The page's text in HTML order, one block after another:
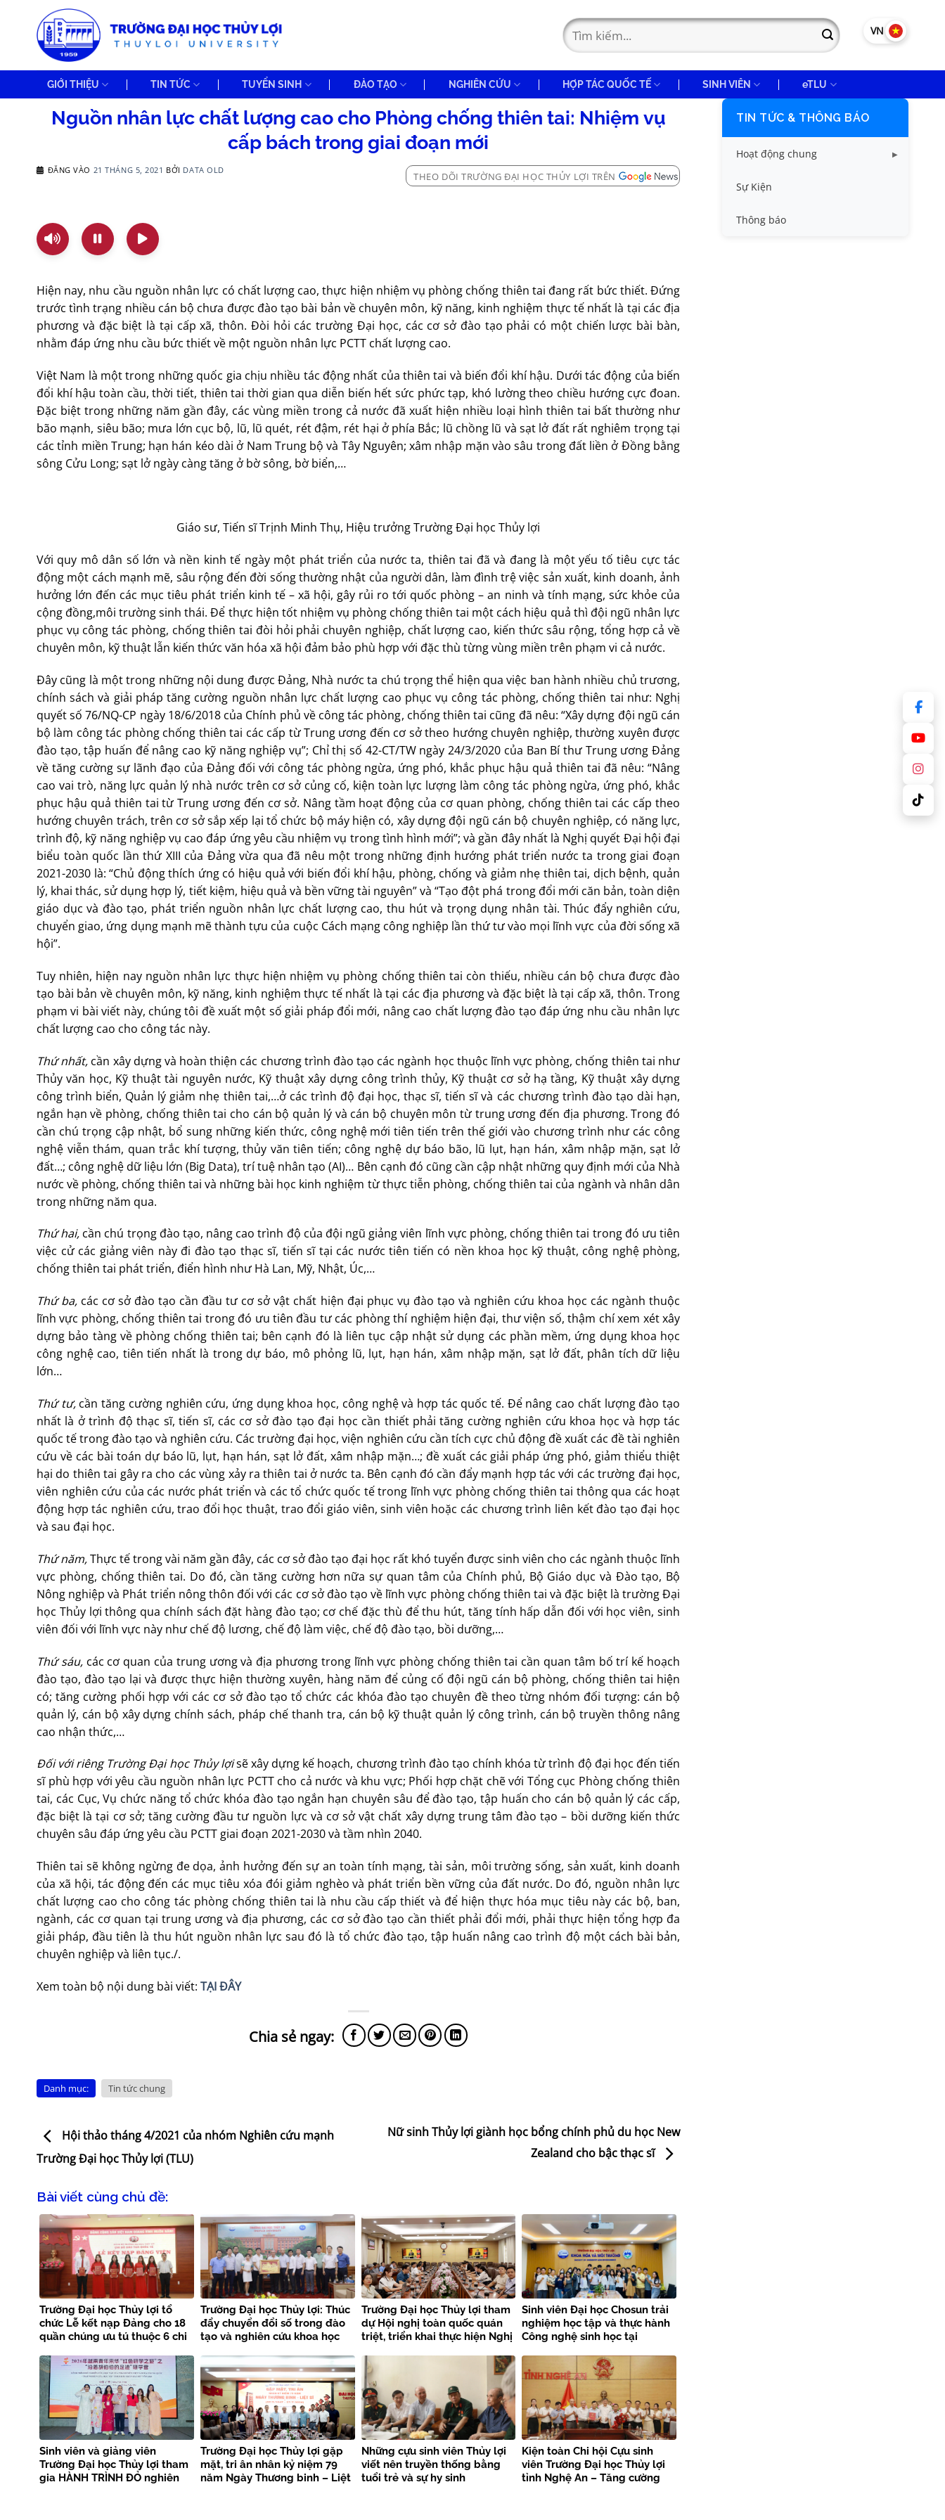
VN EN
GIỚI THIỆU TIN TỨC TUYỂN SINH ĐÀO TẠO NGHIÊN CỨU HỢP TÁC QUỐC TẾ SINH VIÊN eTLU
Nguồn nhân lực chất lượng cao cho Phòng chống thiên tai: Nhiệm vụ
cấp bách trong giai đoạn mới
ĐĂNG VÀO 21 THÁNG 5, 2021 BỞI DATA OLD
THEO DÕI TRƯỜNG ĐẠI HỌC THỦY LỢI TRÊN
Hiện nay, nhu cầu nguồn nhân lực có chất lượng cao, thực hiện nhiệm vụ phòng chống thiên tai đang rất bức thiết. Đứng
trước tình trạng nhiều cán bộ chưa được đào tạo bài bản về chuyên môn, kỹ năng, kinh nghiệm thực tế nhất là tại các địa
phương và đặc biệt là tại cấp xã, thôn. Đòi hỏi các trường Đại học, các cơ sở đào tạo phải có một chiến lược bài bàn,
nhằm đáp ứng nhu cầu bức thiết về một nguồn nhân lực PCTT chất lượng cao.
Việt Nam là một trong những quốc gia chịu nhiều tác động nhất của thiên tai và biến đổi khí hậu. Dưới tác động của biến
đổi khí hậu toàn cầu, thời tiết, thiên tai thời gian qua diễn biến hết sức phức tạp, khó lường theo chiều hướng cực đoan.
Đặc biệt trong những năm gần đây, các vùng miền trong cả nước đã xuất hiện nhiều loại hình thiên tai bất thường như
bão mạnh, siêu bão; mưa lớn cục bộ, lũ, lũ quét, rét đậm, rét hại ở phía Bắc; lũ chồng lũ và sạt lở đất rất nghiêm trọng tại
các tỉnh miền Trung; hạn hán kéo dài ở Nam Trung bộ và Tây Nguyên; xâm nhập mặn vào sâu trong đất liền ở Đồng bằng
sông Cửu Long; sạt lở ngày càng tăng ở bờ sông, bờ biển,…
Giáo sư, Tiến sĩ Trịnh Minh Thụ, Hiệu trưởng Trường Đại học Thủy lợi
Với quy mô dân số lớn và nền kinh tế ngày một phát triển của nước ta, thiên tai đã và đang là một yếu tố tiêu cực tác
động một cách mạnh mẽ, sâu rộng đến đời sống thường nhật của người dân, làm đình trệ việc sản xuất, kinh doanh, ảnh
hưởng lớn đến các mục tiêu phát triển kinh tế – xã hội, gây rủi ro tới quốc phòng – an ninh và tính mạng, sức khỏe của
cộng đồng,môi trường sinh thái. Để thực hiện tốt nhiệm vụ phòng chống thiên tai một cách hiệu quả thì đội ngũ nhân lực
phục vụ công tác phòng, chống thiên tai đòi hỏi phải chuyên nghiệp, chất lượng cao, kiến thức sâu rộng, tổng hợp cả về
chuyên môn, kỹ thuật lẫn kiến thức văn hóa xã hội đảm bảo phù hợp với đặc thù từng vùng miền trên phạm vi cả nước.
Đây cũng là một trong những nội dung được Đảng, Nhà nước ta chú trọng thể hiện qua việc ban hành nhiều chủ trương,
chính sách và giải pháp tăng cường nguồn nhân lực chất lượng cao phục vụ công tác phòng, chống thiên tai như: Nghị
quyết số 76/NQ-CP ngày 18/6/2018 của Chính phủ về công tác phòng, chống thiên tai cũng đã nêu: “Xây dựng đội ngũ cán
bộ làm công tác phòng chống thiên tai các cấp từ Trung ương đến cơ sở theo hướng chuyên nghiệp, thường xuyên được
đào tạo, tập huấn để nâng cao kỹ năng nghiệp vụ”; Chỉ thị số 42-CT/TW ngày 24/3/2020 của Ban Bí thư Trung ương Đảng
về tăng cường sự lãnh đạo của Đảng đối với công tác phòng ngừa, ứng phó, khắc phục hậu quả thiên tai đã nêu: “Nâng
cao vai trò, năng lực quản lý nhà nước trên cơ sở củng cố, kiện toàn lực lượng làm công tác phòng ngừa, ứng phó, khắc
phục hậu quả thiên tai từ Trung ương đến cơ sở. Nâng tầm hoạt động của cơ quan phòng, chống thiên tai các cấp theo
hướng chuyên trách, trên cơ sở sắp xếp lại tổ chức bộ máy hiện có, xây dựng đội ngũ cán bộ chuyên nghiệp, có năng lực,
trình độ, kỹ năng nghiệp vụ cao đáp ứng yêu cầu nhiệm vụ trong tình hình mới”; và gần đây nhất là Nghị quyết Đại hội đại
biểu toàn quốc lần thứ XIII của Đảng vừa qua đã nêu một trong những định hướng phát triển nước ta trong giai đoạn
2021-2030 là: “Chủ động thích ứng có hiệu quả với biến đổi khí hậu, phòng, chống và giảm nhẹ thiên tai, dịch bệnh, quản
lý, khai thác, sử dụng hợp lý, tiết kiệm, hiệu quả và bền vững tài nguyên” và “Tạo đột phá trong đổi mới căn bản, toàn diện
giáo dục và đào tạo, phát triển nguồn nhân lực chất lượng cao, thu hút và trọng dụng nhân tài. Thúc đẩy nghiên cứu,
chuyển giao, ứng dụng mạnh mẽ thành tựu của cuộc Cách mạng công nghiệp lần thứ tư vào mọi lĩnh vực của đời sống xã
hội”.
Tuy nhiên, hiện nay nguồn nhân lực thực hiện nhiệm vụ phòng chống thiên tai còn thiếu, nhiều cán bộ chưa được đào
tạo bài bản về chuyên môn, kỹ năng, kinh nghiệm thực tế nhất là tại các địa phương và đặc biệt là tại cấp xã, thôn. Trong
phạm vi bài viết này, chúng tôi đề xuất một số giải pháp đổi mới, nâng cao chất lượng đào tạo đáp ứng nhu cầu nhân lực
chất lượng cao cho công tác này.
Thứ nhất, cần xây dựng và hoàn thiện các chương trình đào tạo các ngành học thuộc lĩnh vực phòng, chống thiên tai như
Thủy văn học, Kỹ thuật tài nguyên nước, Kỹ thuật xây dựng công trình thủy, Kỹ thuật cơ sở hạ tầng, Kỹ thuật xây dựng
công trình biển, Quản lý giảm nhẹ thiên tai,…ở các trình độ đại học, thạc sĩ, tiến sĩ và các chương trình đào tạo dài hạn,
ngắn hạn về phòng, chống thiên tai cho cán bộ quản lý và cán bộ chuyên môn từ trung ương đến địa phương. Trong đó
cần chú trọng cập nhật, bổ sung những kiến thức, công nghệ mới tiên tiến trên thế giới vào chương trình như các công
nghệ viễn thám, quan trắc khí tượng, thủy văn tiên tiến; công nghệ dự báo bão, lũ lụt, hạn hán, xâm nhập mặn, sạt lở
đất…; công nghệ dữ liệu lớn (Big Data), trí tuệ nhân tạo (AI)… Bên cạnh đó cũng cần cập nhật những quy định mới của Nhà
nước về phòng, chống thiên tai và những bài học kinh nghiệm từ thực tiễn phòng, chống thiên tai của ngành và nhân dân
trong những năm qua.
Thứ hai, cần chú trọng đào tạo, nâng cao trình độ của đội ngũ giảng viên lĩnh vực phòng, chống thiên tai trong đó ưu tiên
việc cử các giảng viên này đi đào tạo thạc sĩ, tiến sĩ tại các nước tiên tiến có nền khoa học kỹ thuật, công nghệ phòng,
chống thiên tai phát triển, điển hình như Hà Lan, Mỹ, Nhật, Úc,…
Thứ ba, các cơ sở đào tạo cần đầu tư cơ sở vật chất hiện đại phục vụ đào tạo và nghiên cứu khoa học các ngành thuộc
lĩnh vực phòng, chống thiên tai trong đó ưu tiên đầu tư các phòng thí nghiệm hiện đại, thư viện số, thậm chí xem xét xây
dựng bảo tàng về phòng chống thiên tai; bên cạnh đó là liên tục cập nhật sử dụng các phần mềm, ứng dụng khoa học
công nghệ cao, tiên tiến nhất là trong dự báo, mô phỏng lũ, lụt, hạn hán, xâm nhập mặn, sạt lở đất, phân tích dữ liệu
lớn…
Thứ tư,cần tăng cường nghiên cứu, ứng dụng khoa học, công nghệ và hợp tác quốc tế. Để nâng cao chất lượng đào tạo
nhất là ở trình độ thạc sĩ, tiến sĩ, các cơ sở đào tạo đại học cần thiết phải tăng cường nghiên cứu khoa học và hợp tác
quốc tế trong đào tạo và nghiên cứu. Các trường đại học, viện nghiên cứu cần tích cực chủ động đề xuất các đề tài nghiên
cứu về các bài toán dự báo lũ, lụt, hạn hán, sạt lở đất, xâm nhập mặn…; đề xuất các giải pháp ứng phó, giảm thiểu thiệt
hại do thiên tai gây ra cho các vùng xảy ra thiên tai ở nước ta. Bên cạnh đó cần đẩy mạnh hợp tác với các trường đại học,
viên nghiên cứu của các nước phát triển và các tổ chức quốc tế trong lĩnh vực phòng chống thiên tai thông qua các hoạt
động hợp tác nghiên cứu, trao đổi học thuật, trao đổi giáo viên, sinh viên hoặc các chương trình liên kết đào tạo đại học
và sau đại học.
Thứ năm,Thực tế trong vài năm gần đây, các cơ sở đào tạo đại học rất khó tuyển được sinh viên cho các ngành thuộc lĩnh
vực phòng, chống thiên tai. Do đó, cần tăng cường hơn nữa sự quan tâm của Chính phủ, Bộ Giáo dục và Đào tạo, Bộ
Nông nghiệp và Phát triển nông thôn đối với các cơ sở đào tạo về lĩnh vực phòng chống thiên tai và đặc biệt là trường Đại
học Thủy lợi thông qua chính sách đặt hàng đào tạo; cơ chế đặc thù để thu hút, tăng tính hấp dẫn đối với học viên, sinh
viên đối với lĩnh vực này như chế độ lương, chế độ làm việc, chế độ đào tạo, bồi dưỡng,…
Thứ sáu,các cơ quan của trung ương và địa phương trong lĩnh vực phòng chống thiên tai cần quan tâm bố trí kế hoạch
đào tạo, đào tạo lại và được thực hiện thường xuyên, hàng năm để củng cố đội ngũ cán bộ phòng, chống thiên tai hiện
có; tăng cường phối hợp với các cơ sở đào tạo tổ chức các khóa đào tạo chuyên đề theo từng nhóm đối tượng: cán bộ
quản lý, cán bộ xây dựng chính sách, pháp chế thanh tra, cán bộ kỹ thuật quản lý công trình, cán bộ truyền thông nâng
cao nhận thức,…
Đối với riêng Trường Đại học Thủy lợisẽ xây dựng kế hoạch, chương trình đào tạo chính khóa từ trình độ đại học đến tiến
sĩ phù hợp với yêu cầu nguồn nhân lực PCTT cho cả nước và khu vực; Phối hợp chặt chẽ với Tổng cục Phòng chống thiên
tai, các Cục, Vụ chức năng tổ chức khóa đào tạo ngắn hạn chuyên sâu để đào tạo, tập huấn cho cán bộ quản lý các cấp,
đặc biệt là tại cơ sở; tăng cường đầu tư nguồn lực và cơ sở vật chất xây dựng trung tâm đào tạo – bồi dưỡng kiến thức
chuyên sâu đáp ứng yêu cầu PCTT giai đoạn 2021-2030 và tầm nhìn 2040.
Thiên tai sẽ không ngừng đe dọa, ảnh hưởng đến sự an toàn tính mạng, tài sản, môi trường sống, sản xuất, kinh doanh
của xã hội, tác động đến các mục tiêu xóa đói giảm nghèo và phát triển bền vững của đất nước. Do đó, nguồn nhân lực
chất lượng cao cho công tác phòng chống thiên tai là nhu cầu cấp thiết và để hiện thực hóa mục tiêu này các bộ, ban,
ngành, các cơ quan tại trung ương và địa phương, các cơ sở đào tạo cần thiết phải đổi mới, phải thực hiện tổng hợp đa
giải pháp, đầu tiên là thu hút nguồn nhân lực sau đó là tổ chức đào tạo, tập huấn nâng cao trình độ một cách bài bản,
chuyên nghiệp và liên tục./.
Xem toàn bộ nội dung bài viết: TẠI ĐÂY
Danh mục: Tin tức chung
Hội thảo tháng 4/2021 của nhóm Nghiên cứu mạnh
Trường Đại học Thủy lợi (TLU)
Nữ sinh Thủy lợi giành học bổng chính phủ du học New
Zealand cho bậc thạc sĩ
Bài viết cùng chủ đề:
Trường Đại học Thủy lợi tổ
chức Lễ kết nạp Đảng cho 18
quần chúng ưu tú thuộc 6 chi
Trường Đại học Thủy lợi: Thúc
đẩy chuyển đổi số trong đào
tạo và nghiên cứu khoa học
Trường Đại học Thủy lợi tham
dự Hội nghị toàn quốc quán
triệt, triển khai thực hiện Nghị
khóa XIV
Sinh viên Đại học Chosun trải
nghiệm học tập và thực hành
Công nghệ sinh học tại
Sinh viên và giảng viên
Trường Đại học Thủy lợi tham
gia HÀNH TRÌNH ĐỎ nghiên
Trường Đại học Thủy lợi gặp
mặt, tri ân nhân kỷ niệm 79
năm Ngày Thương binh – Liệt
Những cựu sinh viên Thủy lợi
viết nên truyền thống bằng
tuổi trẻ và sự hy sinh
Kiện toàn Chi hội Cựu sinh
viên Trường Đại học Thủy lợi
tỉnh Nghệ An – Tăng cường
TIN TỨC & THÔNG BÁO
Hoạt động chung
Tin công tác sinh viên
Tin đào tạo
Sự Kiện
Thông báo